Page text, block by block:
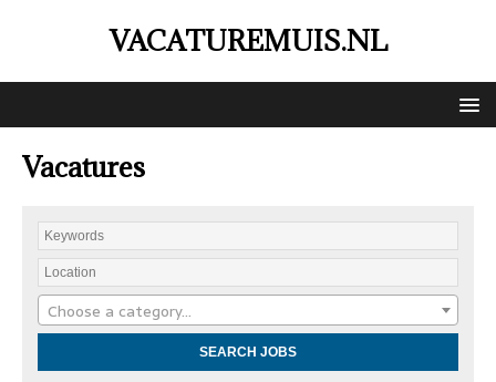
VACATUREMUIS.NL
Vacatures
Choose a category…